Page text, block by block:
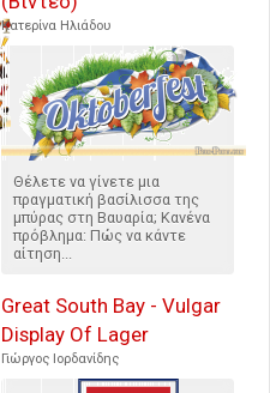
Κατερίνα Ηλιάδου
Θέλετε να γίνετε μια
πραγματική βασίλισσα της
μπύρας στη Βαυαρία; Κανένα
πρόβλημα: Πώς να κάντε
αίτηση...
Great South Bay - Vulgar
Display Of Lager
Γιώργος Ιορδανίδης